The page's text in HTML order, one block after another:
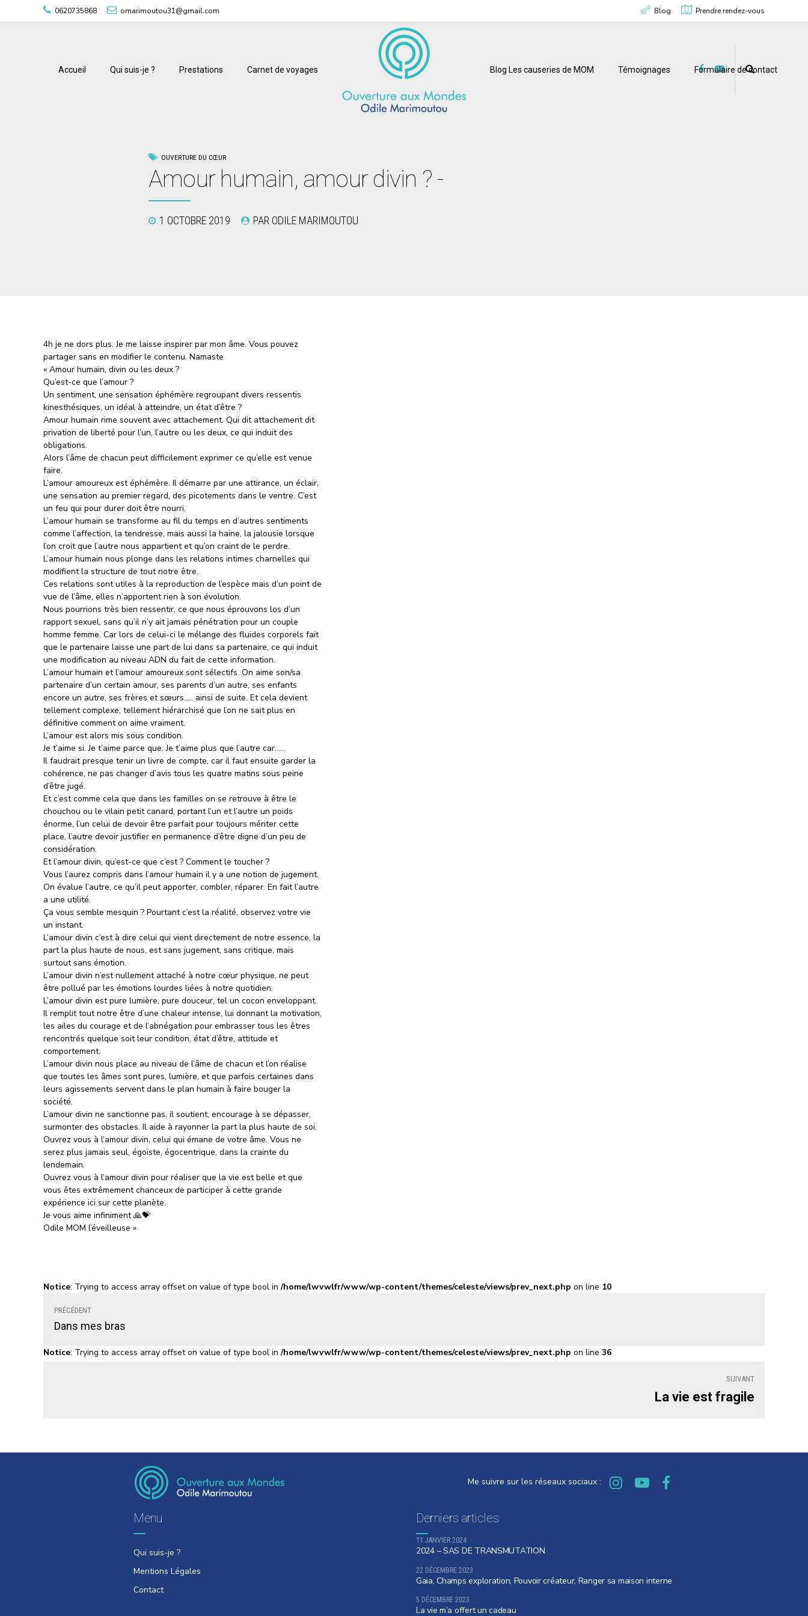
0620735868 omarimoutou31@gmail.com Blog Prendre rendez-vous
Accueil Qui suis-je ? Prestations Carnet de voyages Blog Les causeries de MOM Témoignages Formulaire de contact
OUVERTURE DU CŒUR
Amour humain, amour divin ? -
1 OCTOBRE 2019 PAR ODILE MARIMOUTOU
4h je ne dors plus. Je me laisse inspirer par mon âme. Vous pouvez
partager sans en modifier le contenu. Namaste
« Amour humain, divin ou les deux ?
Qu’est-ce que l’amour ?
Un sentiment, une sensation éphémère regroupant divers ressentis
kinesthésiques, un idéal à atteindre, un état d’être ?
Amour humain rime souvent avec attachement. Qui dit attachement dit
privation de liberté pour l’un, l’autre ou les deux, ce qui induit des
obligations.
Alors l’âme de chacun peut difficilement exprimer ce qu’elle est venue
faire.
L’amour amoureux est éphémère. Il démarre par une attirance, un éclair,
une sensation au premier regard, des picotements dans le ventre. C’est
un feu qui pour durer doit être nourri.
L’amour humain se transforme au fil du temps en d’autres sentiments
comme l’affection, la tendresse, mais aussi la haine, la jalousie lorsque
l’on croit que l’autre nous appartient et qu’on craint de le perdre.
L’amour humain nous plonge dans les relations intimes charnelles qui
modifient la structure de tout notre être.
Ces relations sont utiles à la reproduction de l’espèce mais d’un point de
vue de l’âme, elles n’apportent rien à son évolution.
Nous pourrions très bien ressentir, ce que nous éprouvons los d’un
rapport sexuel, sans qu’il n’y ait jamais pénétration pour un couple
homme femme. Car lors de celui-ci le mélange des fluides corporels fait
que le partenaire laisse une part de lui dans sa partenaire, ce qui induit
une modification au niveau ADN du fait de cette information.
L’amour humain et l’amour amoureux sont sélectifs. On aime son/sa
partenaire d’un certain amour, ses parents d’un autre, ses enfants
encore un autre, ses frères et sœurs….. ainsi de suite. Et cela devient
tellement complexe, tellement hiérarchisé que l’on ne sait plus en
définitive comment on aime vraiment.
L’amour est alors mis sous condition.
Je t’aime si. Je t’aime parce que. Je t’aime plus que l’autre car……
Il faudrait presque tenir un livre de compte, car il faut ensuite garder la
cohérence, ne pas changer d’avis tous les quatre matins sous peine
d’être jugé.
Et c’est comme cela que dans les familles on se retrouve à être le
chouchou ou le vilain petit canard, portant l’un et l’autre un poids
énorme, l’un celui de devoir être parfait pour toujours mériter cette
place, l’autre devoir justifier en permanence d’être digne d’un peu de
considération.
Et l’amour divin, qu’est-ce que c’est ? Comment le toucher ?
Vous l’aurez compris dans l’amour humain il y a une notion de jugement.
On évalue l’autre, ce qu’il peut apporter, combler, réparer. En fait l’autre
a une utilité.
Ça vous semble mesquin ? Pourtant c’est la réalité, observez votre vie
un instant.
L’amour divin c’est à dire celui qui vient directement de notre essence, la
part la plus haute de nous, est sans jugement, sans critique, mais
surtout sans émotion.
L’amour divin n’est nullement attaché à notre cœur physique, ne peut
être pollué par les émotions lourdes liées à notre quotidien.
L’amour divin est pure lumière, pure douceur, tel un cocon enveloppant.
Il remplit tout notre être d’une chaleur intense, lui donnant la motivation,
les ailes du courage et de l’abnégation pour embrasser tous les êtres
rencontrés quelque soit leur condition, état d’être, attitude et
comportement.
L’amour divin nous place au niveau de l’âme de chacun et l’on réalise
que toutes les âmes sont pures, lumière, et que parfois certaines dans
leurs agissements servent dans le plan humain à faire bouger la
société.
L’amour divin ne sanctionne pas, il soutient, encourage à se dépasser,
surmonter des obstacles. Il aide à rayonner la part la plus haute de soi.
Ouvrez vous à l’amour divin, celui qui émane de votre âme. Vous ne
serez plus jamais seul, égoïste, égocentrique, dans la crainte du
lendemain.
Ouvrez vous à l’amour divin pour réaliser que la vie est belle et que
vous êtes extrêmement chanceux de participer à cette grande
expérience ici sur cette planète.
Je vous aime infiniment 🙏💝
Odile MOM l’éveilleuse »
Notice: Trying to access array offset on value of type bool in/home/lwvwlfr/www/wp-content/themes/celeste/views/prev_next.php on line 10
PRÉCÉDENT
Dans mes bras
Notice: Trying to access array offset on value of type bool in/home/lwvwlfr/www/wp-content/themes/celeste/views/prev_next.php on line 36
SUIVANT
La vie est fragile
Me suivre sur les réseaux sociaux :
Menu
Qui suis-je ?
Mentions Légales
Contact
Derniers articles
11 JANVIER 2024
2024 – SAS DE TRANSMUTATION
22 DÉCEMBRE 2023
Gaia, Champs exploration, Pouvoir créateur, Ranger sa maison interne
5 DÉCEMBRE 2023
La vie m’a offert un cadeau